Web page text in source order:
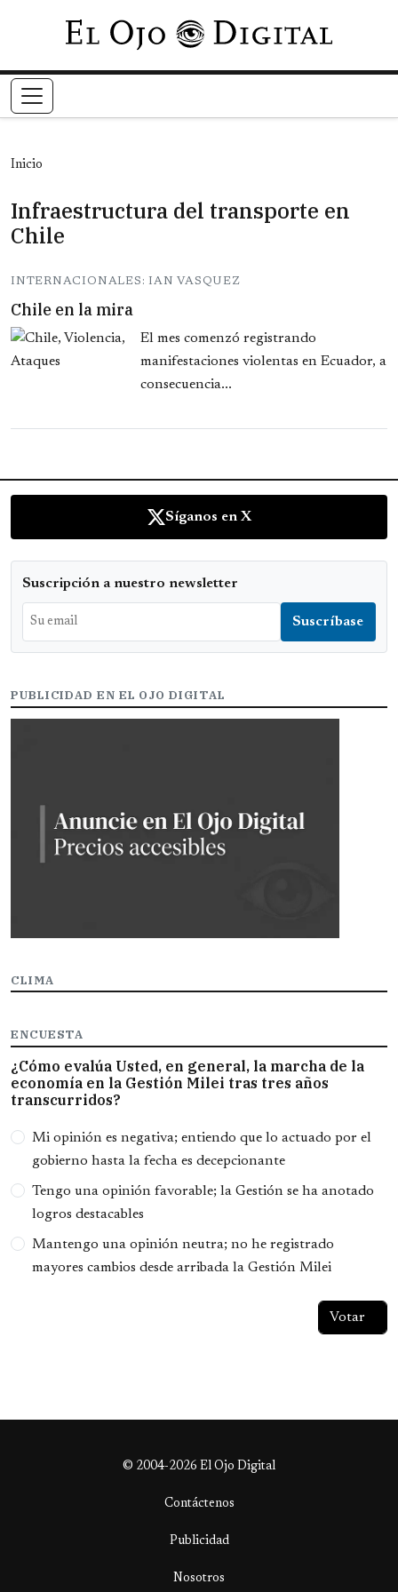
Pasar al contenido principal
Inicio
Infraestructura del transporte en
Chile
INTERNACIONALES: IAN VASQUEZ
Chile en la mira
El mes comenzó registrando
manifestaciones violentas en Ecuador, a
consecuencia...
Síganos en X
Suscripción a nuestro newsletter
PUBLICIDAD EN EL OJO DIGITAL
CLIMA
ENCUESTA
¿Cómo evalúa Usted, en general, la marcha de la
economía en la Gestión Milei tras tres años
transcurridos?
Opciones
Mi opinión es negativa; entiendo que lo actuado por el
gobierno hasta la fecha es decepcionante
Tengo una opinión favorable; la Gestión se ha anotado
logros destacables
Mantengo una opinión neutra; no he registrado
mayores cambios desde arribada la Gestión Milei
© 2004-2026 El Ojo Digital
Contáctenos
Publicidad
Nosotros